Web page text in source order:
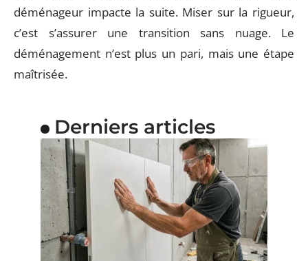
déménageur impacte la suite. Miser sur la rigueur,
c’est s’assurer une transition sans nuage. Le
déménagement n’est plus un pari, mais une étape
maîtrisée.
Derniers articles